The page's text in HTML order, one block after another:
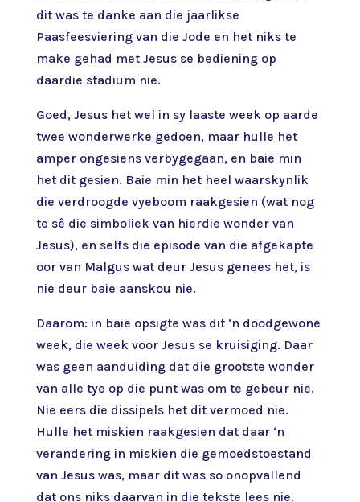
dit was te danke aan die jaarlikse
Paasfeesviering van die Jode en het niks te
make gehad met Jesus se bediening op
daardie stadium nie.
Goed, Jesus het wel in sy laaste week op aarde
twee wonderwerke gedoen, maar hulle het
amper ongesiens verbygegaan, en baie min
het dit gesien. Baie min het heel waarskynlik
die verdroogde vyeboom raakgesien (wat nog
te sê die simboliek van hierdie wonder van
Jesus), en selfs die episode van die afgekapte
oor van Malgus wat deur Jesus genees het, is
nie deur baie aanskou nie.
Daarom: in baie opsigte was dit ‘n doodgewone
week, die week voor Jesus se kruisiging. Daar
was geen aanduiding dat die grootste wonder
van alle tye op die punt was om te gebeur nie.
Nie eers die dissipels het dit vermoed nie.
Hulle het miskien raakgesien dat daar ‘n
verandering in miskien die gemoedstoestand
van Jesus was, maar dit was so onopvallend
dat ons niks daarvan in die tekste lees nie.